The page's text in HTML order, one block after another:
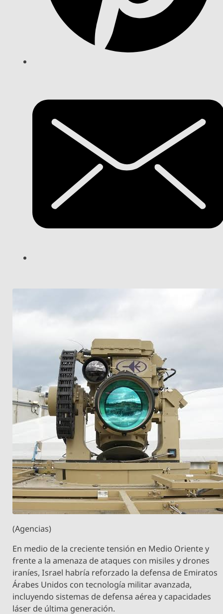
(Agencias)
En medio de la creciente tensión en Medio Oriente y
frente a la amenaza de ataques con misiles y drones
iraníes, Israel habría reforzado la defensa de Emiratos
Árabes Unidos con tecnología militar avanzada,
incluyendo sistemas de defensa aérea y capacidades
láser de última generación.